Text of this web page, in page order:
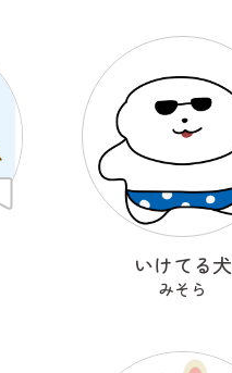
いけてる犬
みそら